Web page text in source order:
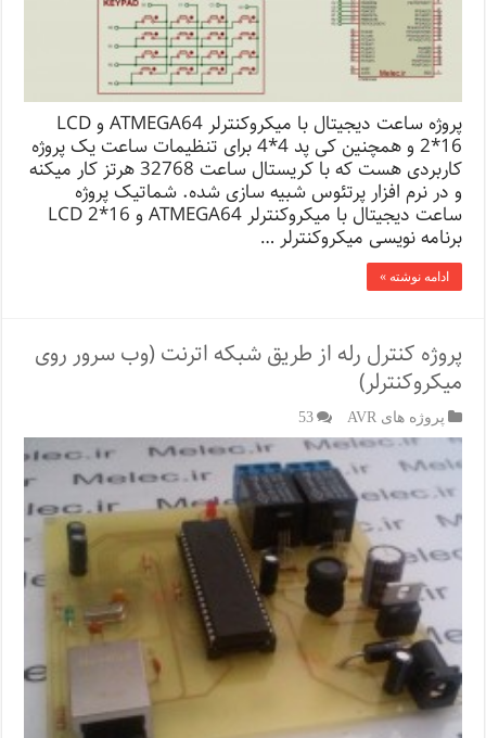
پروژه ساعت دیجیتال با میکروکنترلر ATMEGA64 و LCD
2*16 و همچنین کی پد 4*4 برای تنظیمات ساعت یک پروژه
کاربردی هست که با کریستال ساعت 32768 هرتز کار میکنه
و در نرم افزار پرتئوس شبیه سازی شده. شماتیک پروژه
ساعت دیجیتال با میکروکنترلر ATMEGA64 و LCD 2*16
برنامه نویسی میکروکنترلر …
ادامه نوشته »
پروژه کنترل رله از طریق شبکه اترنت (وب سرور روی
میکروکنترلر)
پروژه های AVR 53